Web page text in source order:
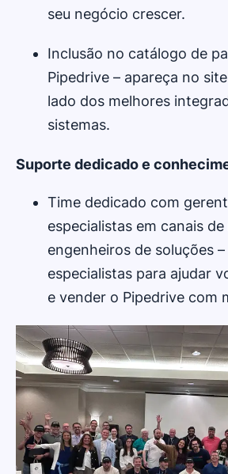
seu negócio crescer.
Inclusão no catálogo de
Pipedrive – apareça no
lado dos melhores
sistemas.
Suporte dedicado e
Time dedicado com
especialistas em canais
engenheiros de soluções
especialistas para ajudar
e vender o Pipedrive com